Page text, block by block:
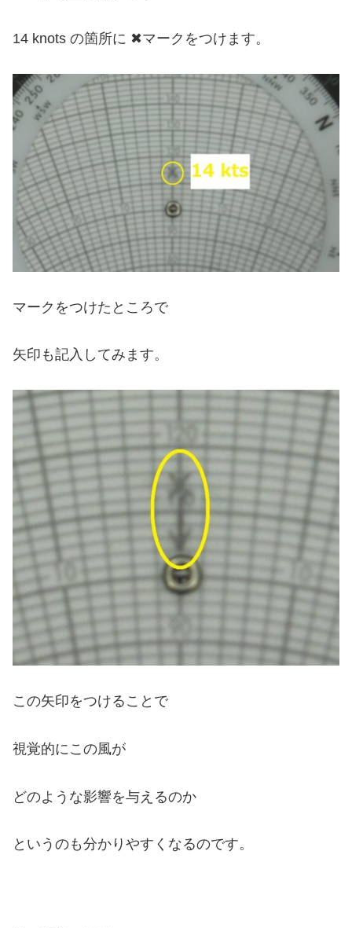
14 knots の箇所に ✖マークをつけます。
マークをつけたところで
矢印も記入してみます。
この矢印をつけることで
視覚的にこの風が
どのような影響を与えるのか
というのも分かりやすくなるのです。